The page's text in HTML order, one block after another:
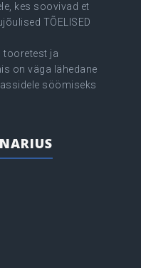
kes soovivad et
TÕELISED
tooretest ja
on väga lähedane
söömiseks